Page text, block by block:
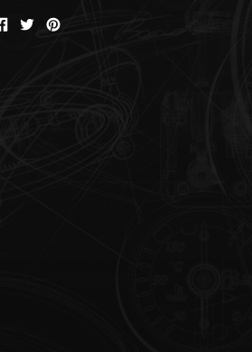
Partager
sur
Tweeter
sur
Êpingler